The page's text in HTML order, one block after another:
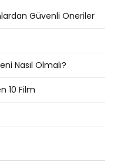
Güvenli Öneriler
Nasıl Olmalı?
10 Film